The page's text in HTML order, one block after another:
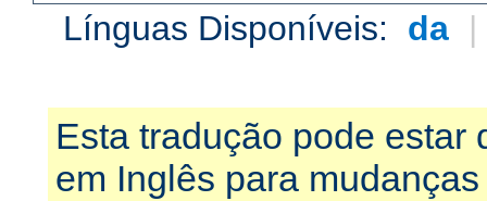
Línguas Disponíveis: da |
Esta tradução pode estar
em Inglês para